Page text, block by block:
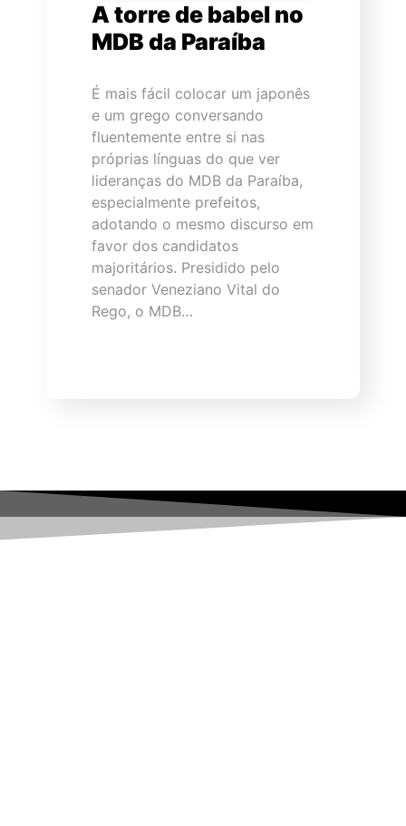
A torre de babel no
MDB da Paraíba
É mais fácil colocar um japonês
e um grego conversando
fluentemente entre si nas
próprias línguas do que ver
lideranças do MDB da Paraíba,
especialmente prefeitos,
adotando o mesmo discurso em
favor dos candidatos
majoritários. Presidido pelo
senador Veneziano Vital do
Rego, o MDB…